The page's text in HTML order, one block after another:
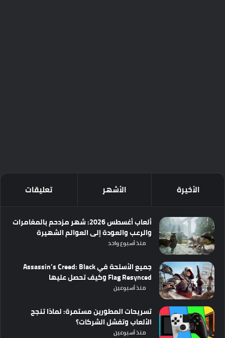
الأخيرة الأشهر تعليقات
ألعاب أغسطس 2026: شهر مزدحم بالمغامرات
والرعب والعودة إلى العوالم الشهيرة
منذ أسبوع واحد
جميع الأسلحة في Assassin’s Creed: Black
Flag Resynced وكيف تحصل عليها
منذ أسبوعين
تسريحات المطورين مستمرة: لماذا تنجح
الألعاب وتفشل الشركات؟
منذ أسبوعين